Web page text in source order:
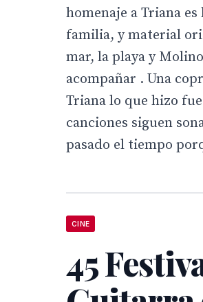
homenaje a Triana
familia, y material
mar, la playa y
acompañar . Una
Triana lo que hizo
canciones siguen
pasado el tiempo
CINE
45